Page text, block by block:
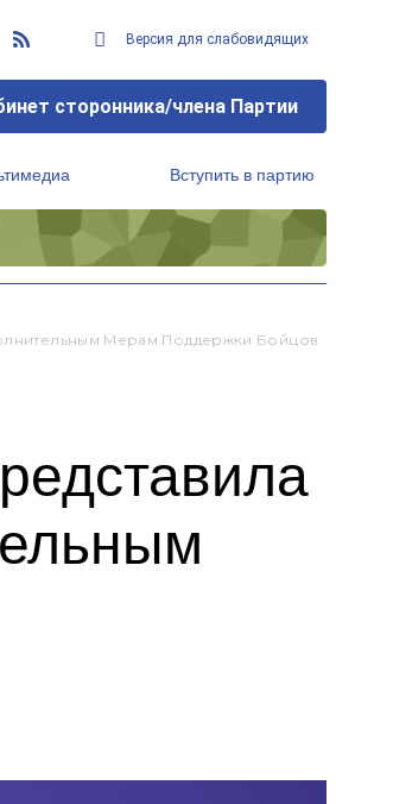
Версия для слабовидящих
сторонника/члена Партии
Вступить в партию
Мерам Поддержки Бойцов